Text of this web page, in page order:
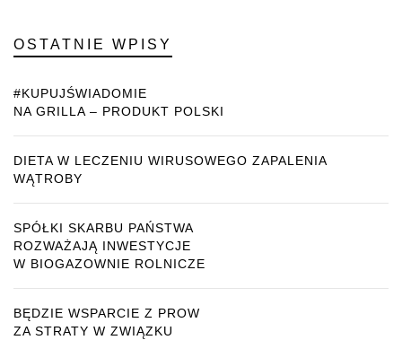
OSTATNIE WPISY
#KUPUJŚWIADOMIE
NA GRILLA – PRODUKT POLSKI
DIETA W LECZENIU WIRUSOWEGO ZAPALENIA
WĄTROBY
SPÓŁKI SKARBU PAŃSTWA
ROZWAŻAJĄ INWESTYCJE
W BIOGAZOWNIE ROLNICZE
BĘDZIE WSPARCIE Z PROW
ZA STRATY W ZWIĄZKU